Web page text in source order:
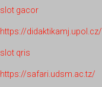
slot gacor
https://didaktikamj.upol.cz/
slot qris
https://safari.udsm.ac.tz/